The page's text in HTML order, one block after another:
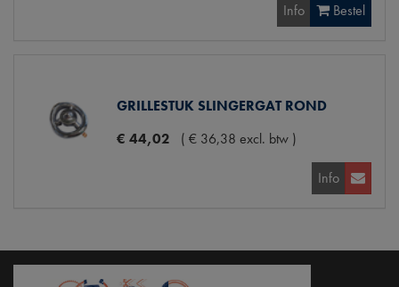
Info Bestel
GRILLESTUK SLINGERGAT ROND
€ 44,02 ( € 36,38 excl. btw )
Info